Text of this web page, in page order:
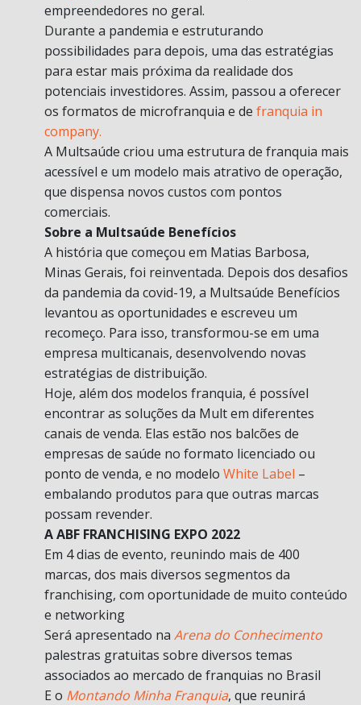
empreendedores no geral.
Durante a pandemia e estruturando
possibilidades para depois, uma das estratégias
para estar mais próxima da realidade dos
potenciais investidores. Assim, passou a oferecer
os formatos de microfranquia e de franquia in
company.
A Multsaúde criou uma estrutura de franquia mais
acessível e um modelo mais atrativo de operação,
que dispensa novos custos com pontos
comerciais.
Sobre a Multsaúde Benefícios
A história que começou em Matias Barbosa,
Minas Gerais, foi reinventada. Depois dos desafios
da pandemia da covid-19, a Multsaúde Benefícios
levantou as oportunidades e escreveu um
recomeço. Para isso, transformou-se em uma
empresa multicanais, desenvolvendo novas
estratégias de distribuição.
Hoje, além dos modelos franquia, é possível
encontrar as soluções da Mult em diferentes
canais de venda. Elas estão nos balcões de
empresas de saúde no formato licenciado ou
ponto de venda, e no modelo White Label –
embalando produtos para que outras marcas
possam revender.
A ABF FRANCHISING EXPO 2022
Em 4 dias de evento, reunindo mais de 400
marcas, dos mais diversos segmentos da
franchising, com oportunidade de muito conteúdo
e networking
Será apresentado na Arena do Conhecimento
palestras gratuitas sobre diversos temas
associados ao mercado de franquias no Brasil
E o Montando Minha Franquia, que reunirá